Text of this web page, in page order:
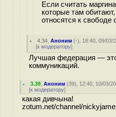
Если считать
которые там
относятся к свободе
4.34 ,Аноним (-), 18:40, 09/03/
[к модератору]
Лучшая федерация —
коммуникаций.
3.39 ,Аноним (39), 12:40, 10/03/
[к модератору]
какая дивчына!
zotum.net/channel/